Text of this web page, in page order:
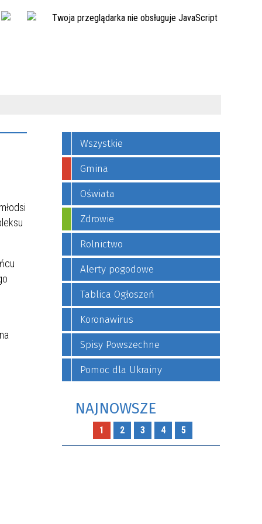
Twoja przeglądarka nie obsługuje JavaScript
Wszystkie
Gmina
Oświata
Zdrowie
Rolnictwo
Alerty pogodowe
Tablica Ogłoszeń
Koronawirus
Spisy Powszechne
Pomoc dla Ukrainy
NAJNOWSZE
1 2 3 4 5